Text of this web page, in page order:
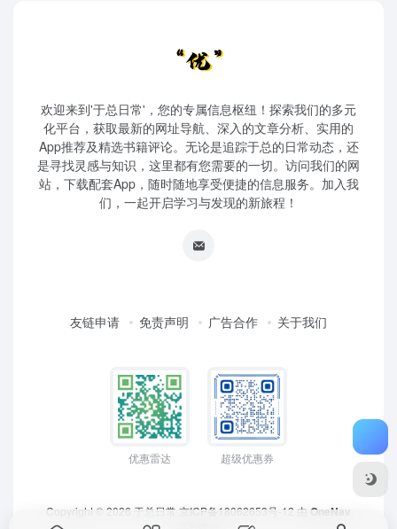
欢迎来到'于总日常'，您的专属信息枢纽！探索我们的多元
化平台，获取最新的网址导航、深入的文章分析、实用的
App推荐及精选书籍评论。无论是追踪于总的日常动态，还
是寻找灵感与知识，这里都有您需要的一切。访问我们的网
站，下载配套App，随时随地享受便捷的信息服务。加入我
们，一起开启学习与发现的新旅程！
友链申请 免责声明 广告合作 关于我们
优惠雷达 超级优惠券
Copyright © 2026 于总日常 京ICP备18062653号-12 由 OneNav